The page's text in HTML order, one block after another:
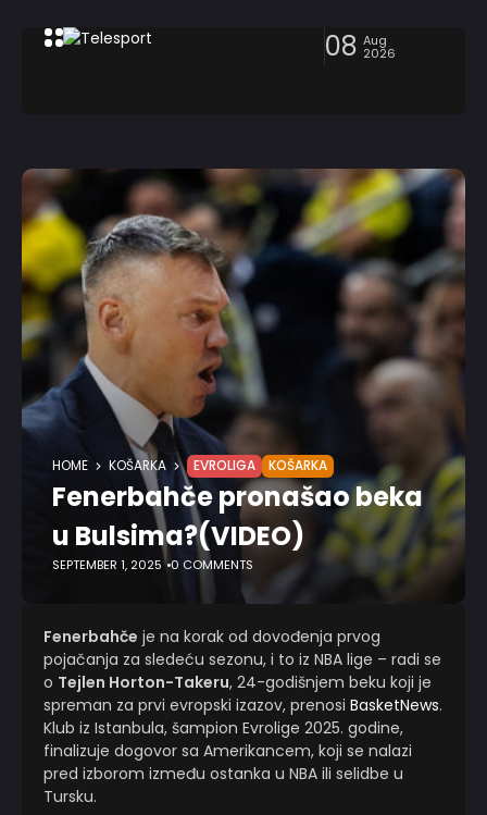
08 Aug
2026
HOME KOŠARKA EVROLIGA KOŠARKA
Fenerbahče pronašao beka
u Bulsima?(VIDEO)
SEPTEMBER 1, 2025 0 COMMENTS
Fenerbahče je na korak od dovođenja prvog
pojačanja za sledeću sezonu, i to iz NBA lige – radi se
o Tejlen Horton-Takeru, 24-godišnjem beku koji je
spreman za prvi evropski izazov, prenosi BasketNews.
Klub iz Istanbula, šampion Evrolige 2025. godine,
finalizuje dogovor sa Amerikancem, koji se nalazi
pred izborom između ostanka u NBA ili selidbe u
Tursku.